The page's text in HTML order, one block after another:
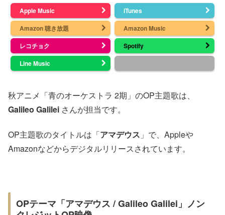
Apple Music
iTunes
Amazon 聴き放題
Amazon Music
レコチョク
Spotify
Line Music
秋アニメ「青のオーケストラ 2期」のOP主題歌は、
Galileo Galilei さんが担当です。
OP主題歌のタイトルは「アマデウス 」で、Appleや
Amazonなどからデジタルリリースされています。
OPテーマ「アマデウス / Galileo Galilei」ノン